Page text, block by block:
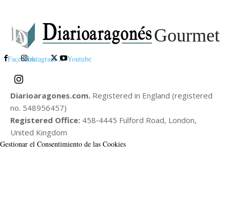
Gourmet
FacebookInstagram X Youtube
Diarioaragones.com. Registered in England (registered
no. 548956457)
Registered Office: 458‑4445 Fulford Road, London,
United Kingdom
Gestionar el Consentimiento de las Cookies